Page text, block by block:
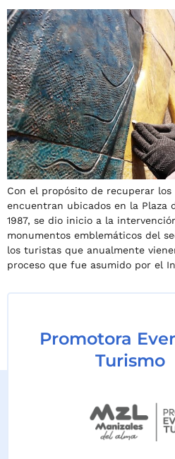
Con el propósito de recuperar los
encuentran ubicados en la Plaza
1987, se dio inicio a la
monumentos emblemáticos del
los turistas que anualmente
proceso que fue asumido por el
Promotora
Turismo